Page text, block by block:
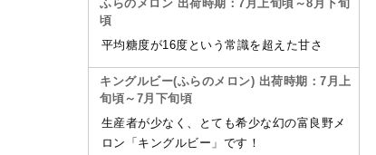
ふらのメロン 出荷時期：7月上旬頃～8月下旬
頃
平均糖度が16度という常識を超えた甘さ
キングルビー(ふらのメロン) 出荷時期：7月上
旬頃～7月下旬頃
生産者が少なく、とても希少な幻の富良野メ
ロン「キングルビー」です！